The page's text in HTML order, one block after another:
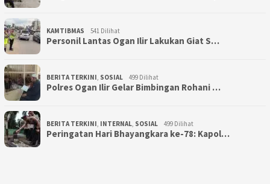
KAMTIBMAS 541 Dilihat
Personil Lantas Ogan Ilir Lakukan Giat S…
BERITA TERKINI, SOSIAL 499 Dilihat
Polres Ogan Ilir Gelar Bimbingan Rohani …
BERITA TERKINI, INTERNAL, SOSIAL 499 Dilihat
Peringatan Hari Bhayangkara ke-78: Kapol…